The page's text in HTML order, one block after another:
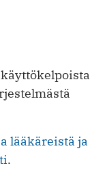
lääkäreistä ja
.